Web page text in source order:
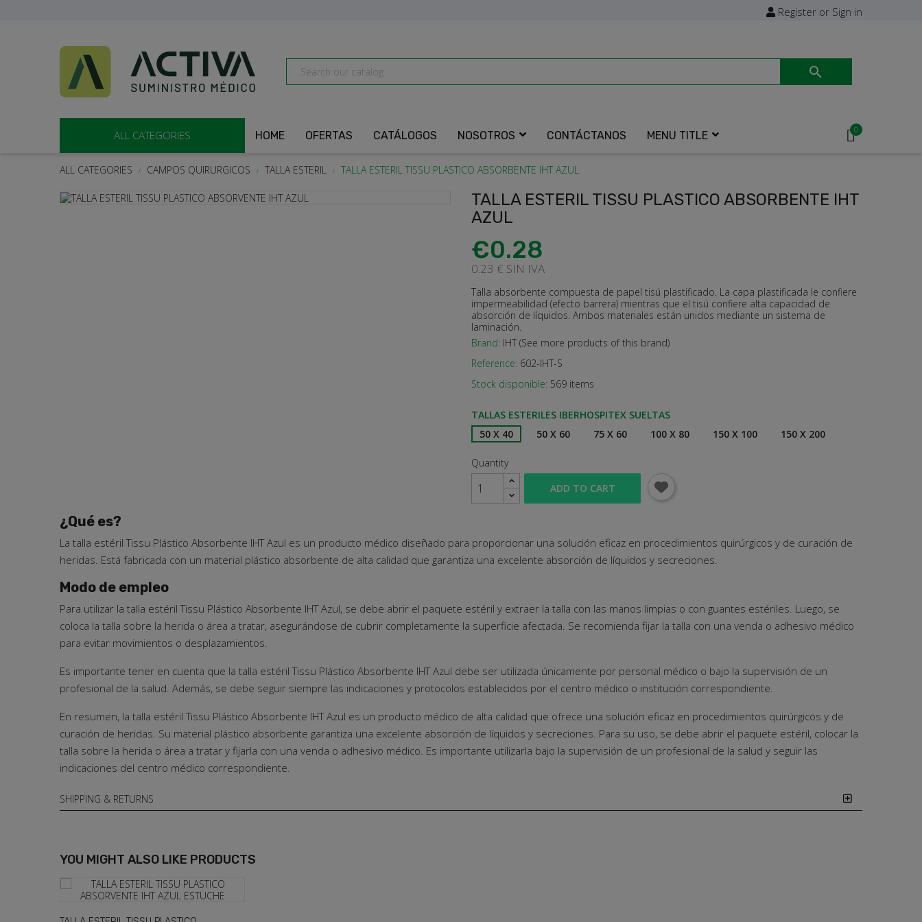
Register or Sign in

ALL CATEGORIES 0
HOME OFERTAS CATÁLOGOS NOSOTROS CONTÁCTANOS MENU TITLE
ALL CATEGORIES CAMPOS QUIRURGICOS TALLA ESTERIL TALLA ESTERIL TISSU PLASTICO ABSORBENTE IHT AZUL
TALLA ESTERIL TISSU PLASTICO ABSORBENTE IHT
AZUL
€0.28
0.23 € SIN IVA
Talla absorbente compuesta de papel tisú plastificado. La capa plastificada le confiere
impermeabilidad (efecto barrera) mientras que el tisú confiere alta capacidad de
absorción de líquidos. Ambos materiales están unidos mediante un sistema de
laminación.
Brand: IHT (See more products of this brand)
Reference: 602-IHT-S
Stock disponible: 569 items
TALLAS ESTERILES IBERHOSPITEX SUELTAS
50 X 40
50 X 60 75 X 60 100 X 80 150 X 100 150 X 200
Quantity
ADD TO CART
¿Qué es?
La talla estéril Tissu Plástico Absorbente IHT Azul es un producto médico diseñado para proporcionar una solución eficaz en procedimientos quirúrgicos y de curación de
heridas. Está fabricada con un material plástico absorbente de alta calidad que garantiza una excelente absorción de líquidos y secreciones.
Modo de empleo
Para utilizar la talla estéril Tissu Plástico Absorbente IHT Azul, se debe abrir el paquete estéril y extraer la talla con las manos limpias o con guantes estériles. Luego, se
coloca la talla sobre la herida o área a tratar, asegurándose de cubrir completamente la superficie afectada. Se recomienda fijar la talla con una venda o adhesivo médico
para evitar movimientos o desplazamientos.
Es importante tener en cuenta que la talla estéril Tissu Plástico Absorbente IHT Azul debe ser utilizada únicamente por personal médico o bajo la supervisión de un
profesional de la salud. Además, se debe seguir siempre las indicaciones y protocolos establecidos por el centro médico o institución correspondiente.
En resumen, la talla estéril Tissu Plástico Absorbente IHT Azul es un producto médico de alta calidad que ofrece una solución eficaz en procedimientos quirúrgicos y de
curación de heridas. Su material plástico absorbente garantiza una excelente absorción de líquidos y secreciones. Para su uso, se debe abrir el paquete estéril, colocar la
talla sobre la herida o área a tratar y fijarla con una venda o adhesivo médico. Es importante utilizarla bajo la supervisión de un profesional de la salud y seguir las
indicaciones del centro médico correspondiente.
SHIPPING & RETURNS
YOU MIGHT ALSO LIKE PRODUCTS